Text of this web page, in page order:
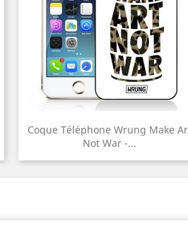
Coque Téléphone Wrung Make
Not War -...